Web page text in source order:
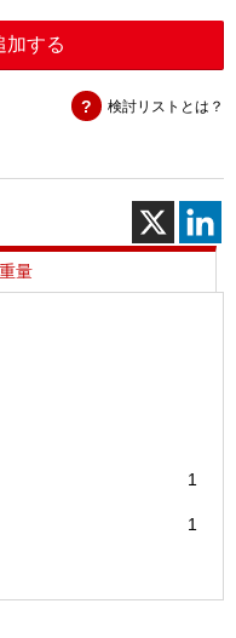
ア
タ
用
APC
ッ
加する
検討リストとは？
量
1
1